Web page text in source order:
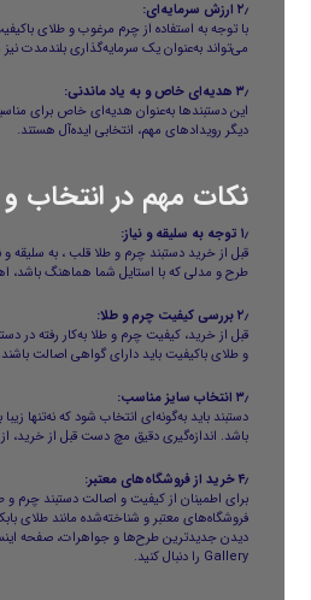
۲٫ ارزش سرمایه‌ای:
با توجه به استفاده از چرم مرغوب و طلای
می‌تواند به‌عنوان یک سرمایه‌گذاری بلندمدت نیز
۳٫ هدیه‌ای خاص و به یاد ماندنی:
این دستبندها به‌عنوان هدیه‌ای خاص برای
دیگر رویدادهای مهم، انتخابی ایده‌آل هستند.
نکات مهم در انتخاب
۱٫ توجه به سلیقه و نیاز:
قبل از خرید دستبند چرم و طلا قلب ، به سلیقه
طرح و مدلی که با استایل شما هماهنگ باشد،
۲٫ بررسی کیفیت چرم و طلا:
قبل از خرید، کیفیت چرم و طلا به‌کار رفته در
و طلای باکیفیت باید دارای گواهی اصالت باشند.
۳٫ انتخاب سایز مناسب:
دستبند باید به‌گونه‌ای انتخاب شود که نه‌تنها
باشد. اندازه‌گیری دقیق مچ دست قبل از خرید،
۴٫ خرید از فروشگاه‌های معتبر:
برای اطمینان از کیفیت و اصالت دستبند چرم و
فروشگاه‌های معتبر و شناخته‌شده مانندطلای
دیدن جدیدترین طرح‌ها و جواهرات، صفحه
Gallery را دنبال کنید.